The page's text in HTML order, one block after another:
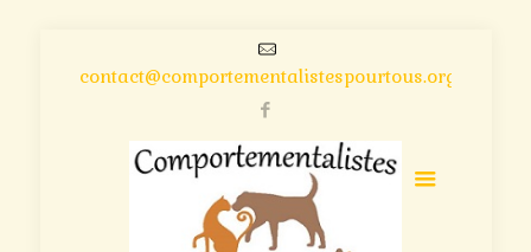
contact@comportementalistespourtous.org